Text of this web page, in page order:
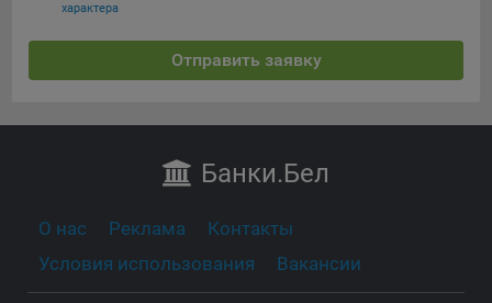
характера
Отправить заявку
Банки.Бел
О нас Реклама
Контакты
Условия использования
Вакансии